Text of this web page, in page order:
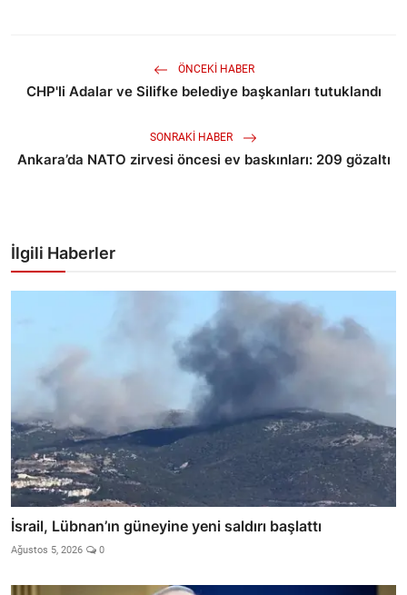
ÖNCEKI HABER
CHP'li Adalar ve Silifke belediye başkanları tutuklandı
SONRAKI HABER
Ankara’da NATO zirvesi öncesi ev baskınları: 209 gözaltı
İlgili Haberler
İsrail, Lübnan’ın güneyine yeni saldırı başlattı
Ağustos 5, 2026 0